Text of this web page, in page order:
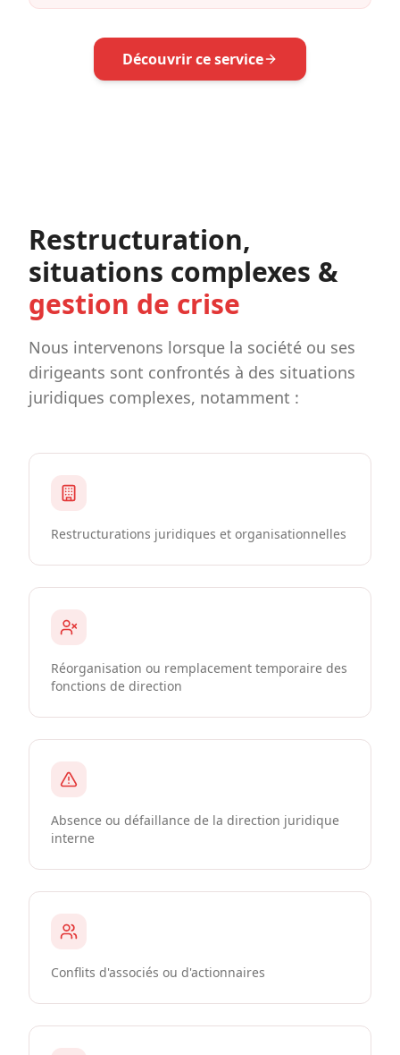
Découvrir ce service
Restructuration,
situations complexes &
gestion de crise
Nous intervenons lorsque la société ou ses
dirigeants sont confrontés à des situations
juridiques complexes, notamment :
Restructurations juridiques et organisationnelles
Réorganisation ou remplacement temporaire des
fonctions de direction
Absence ou défaillance de la direction juridique
interne
Conflits d'associés ou d'actionnaires